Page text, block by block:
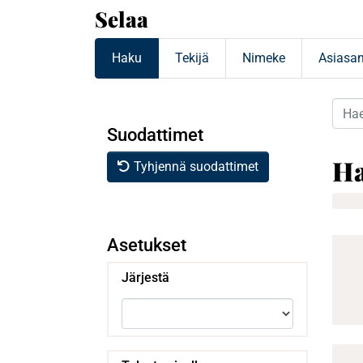
Selaa
Haku Tekijä Nimeke
Suodattimet
Tyhjennä suodattimet
Asetukset
Järjestä